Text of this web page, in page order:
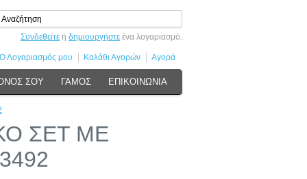
Συνδεθείτε ή δημιουργήστε ένα λογαριασμό.
Ο Λογαριασμός μου Καλάθι Αγορών Αγορά
ΣΟΥ ΓΑΜΟΣ ΕΠΙΚΟΙΝΩΝΙΑ
ΣΕΤ ΜΕ